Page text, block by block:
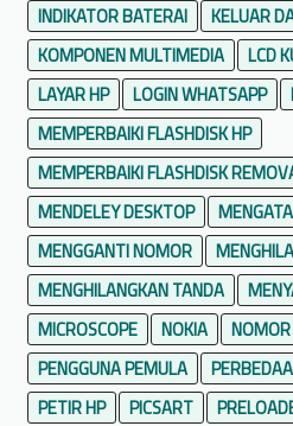
INDIKATOR BATERAI
KELUAR
KOMPONEN MULTIMEDIA
LCD
LAYAR HP
LOGIN WHATSAPP
MEMPERBAIKI FLASHDISK HP
MEMPERBAIKI FLASHDISK
MENDELEY DESKTOP
MENGGANTI NOMOR
MENGHILANGKAN TANDA
MICROSCOPE
NOKIA
PENGGUNA PEMULA
PETIR HP
PICSART